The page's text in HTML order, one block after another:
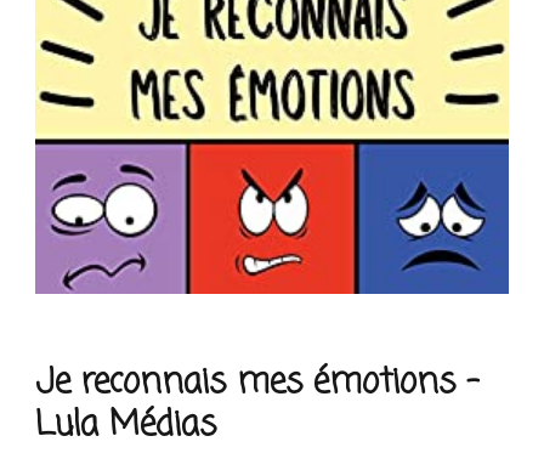
Je reconnais mes émotions –
Lula Médias